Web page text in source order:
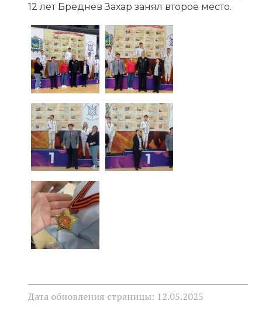
12 лет Бреднев Захар занял второе место.
Дата обновления страницы: 12.05.2025